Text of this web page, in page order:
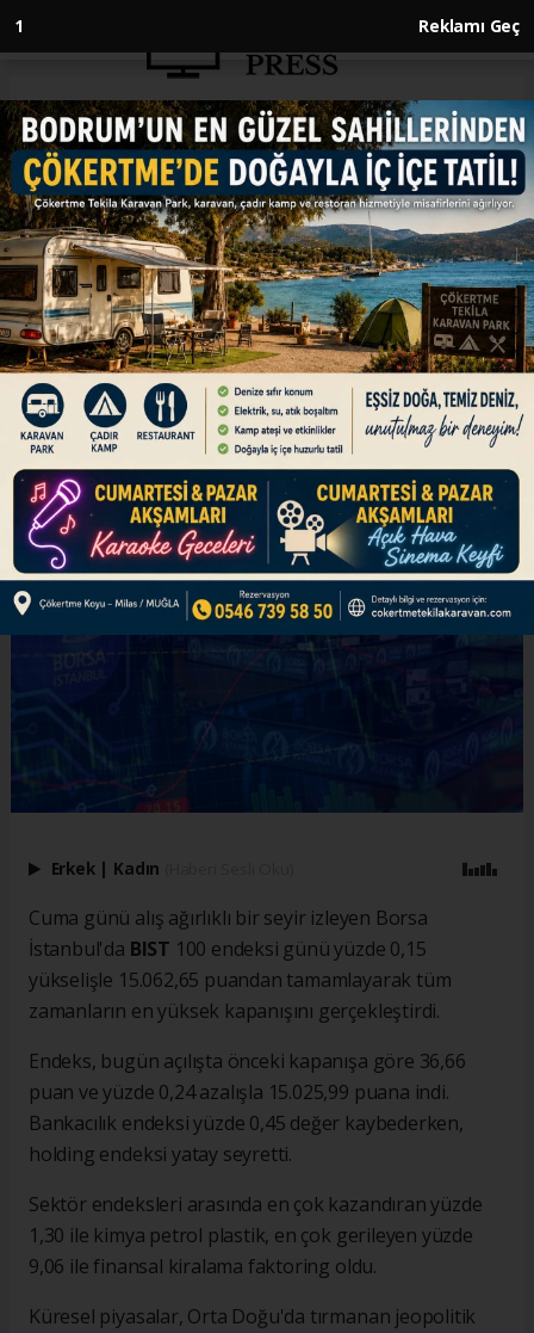
1 Reklamı Geç
Anasayfa EKONOMİ
Borsa güne düşüşle başladı
EKONOMİ
11.05.2026 - 09:50, Güncelleme: 11.05.2026 - 09:50
Borsa İstanbul'da BIST 100 endeksi, güne yüzde
0,24 azalışla 15.025,99 puandan başladı.
ABONE OL
Erkek | Kadın
Cuma günü alış ağırlıklı bir seyir izleyen Borsa
İstanbul'da BIST 100 endeksi günü yüzde 0,15
yükselişle 15.062,65 puandan tamamlayarak tüm
zamanların en yüksek kapanışını gerçekleştirdi.
Endeks, bugün açılışta önceki kapanışa göre 36,66
puan ve yüzde 0,24 azalışla 15.025,99 puana indi.
Bankacılık endeksi yüzde 0,45 değer kaybederken,
holding endeksi yatay seyretti.
Sektör endeksleri arasında en çok kazandıran yüzde
1,30 ile kimya petrol plastik, en çok gerileyen yüzde
9,06 ile finansal kiralama faktoring oldu.
Küresel piyasalar, Orta Doğu'da tırmanan jeopolitik